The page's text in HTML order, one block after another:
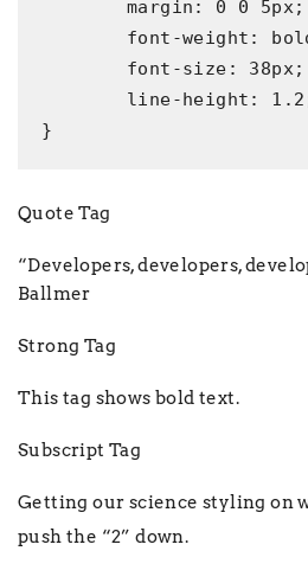
}
Quote Tag
Developers, developers,
Ballmer
Strong Tag
This tag showsbold text.
Subscript Tag
Getting our science styling on
push the “2” down.